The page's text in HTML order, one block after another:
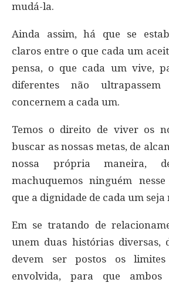
mudá-la.
Ainda assim, há que se
claros entre o que cada um
pensa, o que cada um vive,
diferentes não
concernem a cada um.
Temos o direito de viver os
buscar as nossas metas, de
nossa própria maneira,
machuquemos ninguém nesse
que a dignidade de cada um seja
Em se tratando de
unem duas histórias diversas,
devem ser postos os
envolvida, para que